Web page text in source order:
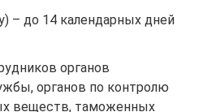
– до 14 календарных дней
органов
органов по контролю
веществ, таможенных